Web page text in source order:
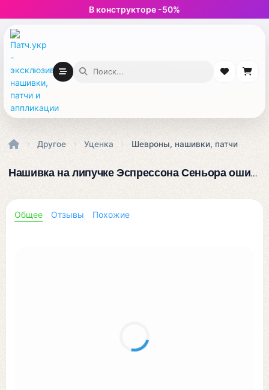
В конструкторе -50%
› Другое › Уценка › Шевроны, нашивки, патчи
Нашивка на липучке Эспрессона Сеньора ошибка при лазерном обрезании
Общее Отзывы Похожие